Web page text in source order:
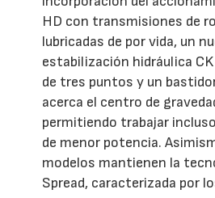
HD con transmisiones de
lubricadas de por vida, un
estabilización hidráulica
de tres puntos y un
acerca el centro de
permitiendo trabajar
de menor potencia.
modelos mantienen la
Spread, caracterizada por